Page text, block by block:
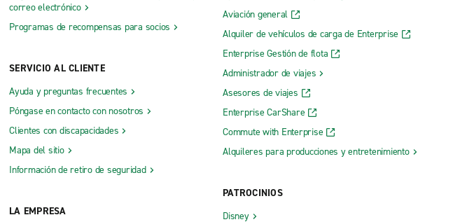
correo electrónico
Programas de recompensas para socios
SERVICIO AL CLIENTE
Ayuda y preguntas frecuentes
Póngase en contacto con nosotros
Clientes con discapacidades
Mapa del sitio
Información de retiro de seguridad
LA EMPRESA
Aviación general
Alquiler de vehículos de carga de Enterprise
Enterprise Gestión de flota
Administrador de viajes
Asesores de viajes
Enterprise CarShare
Commute with Enterprise
Alquileres para producciones y entretenimiento
PATROCINIOS
Disney